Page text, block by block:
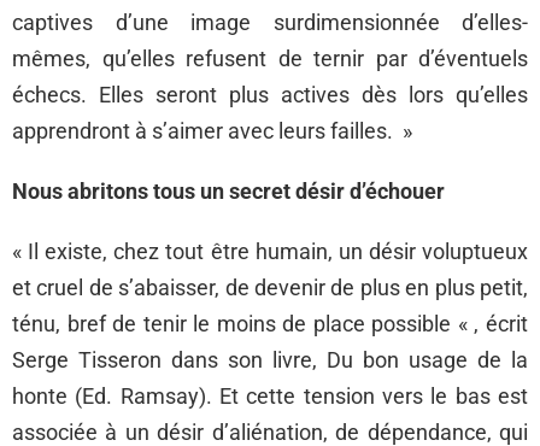
captives d’une image surdimensionnée d’elles-
mêmes, qu’elles refusent de ternir par d’éventuels
échecs. Elles seront plus actives dès lors qu’elles
apprendront à s’aimer avec leurs failles. »
Nous abritons tous un secret désir d’échouer
« Il existe, chez tout être humain, un désir voluptueux
et cruel de s’abaisser, de devenir de plus en plus petit,
ténu, bref de tenir le moins de place possible « , écrit
Serge Tisseron dans son livre, Du bon usage de la
honte (Ed. Ramsay). Et cette tension vers le bas est
associée à un désir d’aliénation, de dépendance, qui